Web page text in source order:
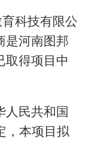
科技有限公
是河南图邦
取得项目中
人民共和国
，本项目拟